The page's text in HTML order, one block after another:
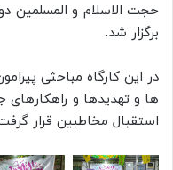
حجت‌ الاسلام و المسلمین
برگزار شد.
در این کارگاه مباحثی
ها و تهدیدها و
استقبال مخاطبین قرار